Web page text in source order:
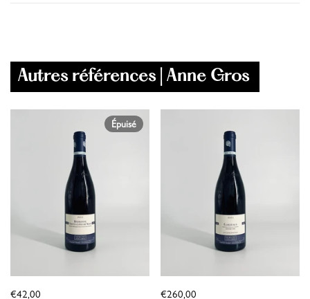
Autres références | Anne Gros
€42,00
Épuisé
€260,00